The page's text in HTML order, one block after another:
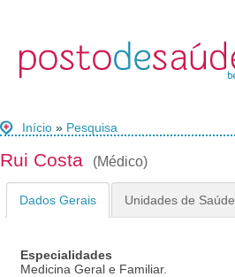
Início » Pesquisa
Rui Costa (Médico)
Dados Gerais Unidades de Saúde
Especialidades
Medicina Geral e Familiar.